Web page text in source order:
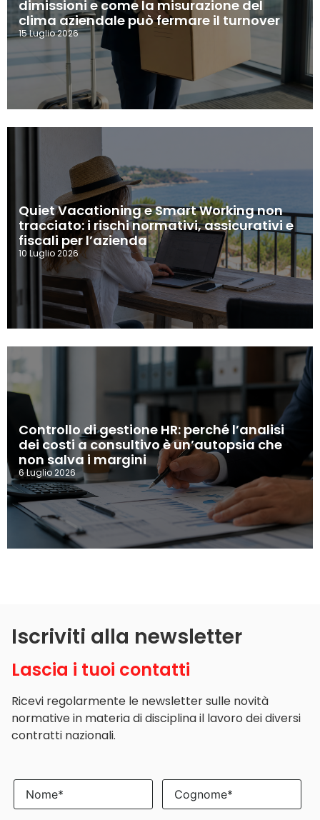
dimissioni e come la misurazione del
clima aziendale può fermare il turnover
15 Luglio 2026
Quiet Vacationing e Smart Working non
tracciato: i rischi normativi, assicurativi e
fiscali per l’azienda
10 Luglio 2026
Controllo di gestione HR: perché l’analisi
dei costi a consultivo è un’autopsia che
non salva i margini
6 Luglio 2026
Iscriviti alla newsletter
Lascia i tuoi contatti
Ricevi regolarmente le newsletter sulle novità
normative in materia di disciplina il lavoro dei diversi
contratti nazionali.